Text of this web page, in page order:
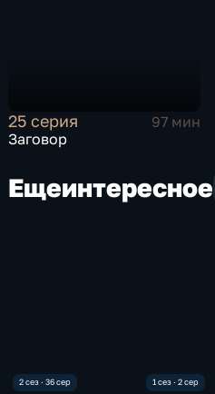
25 серия
97 мин
Заговор
Ещеинтересное